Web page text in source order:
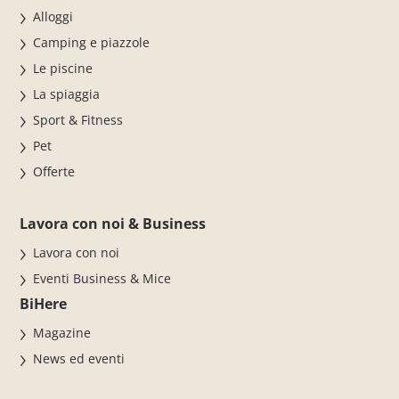
Alloggi
Camping e piazzole
Le piscine
La spiaggia
Sport & Fitness
Pet
Offerte
Lavora con noi & Business
Lavora con noi
Eventi Business & Mice
BiHere
Magazine
News ed eventi